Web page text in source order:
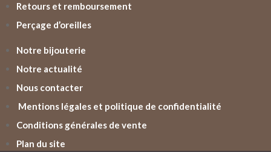
Retours et remboursement
Perçage d’oreilles
Notre bijouterie
Notre actualité
Nous contacter
Mentions légales et politique de confidentialité
Conditions générales de vente
Plan du site